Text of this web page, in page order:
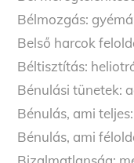
Bélmozgás:
Belső harcok
Béltisztítás:
Bénulási tünetek:
Bénulás, ami
Bénulás, ami